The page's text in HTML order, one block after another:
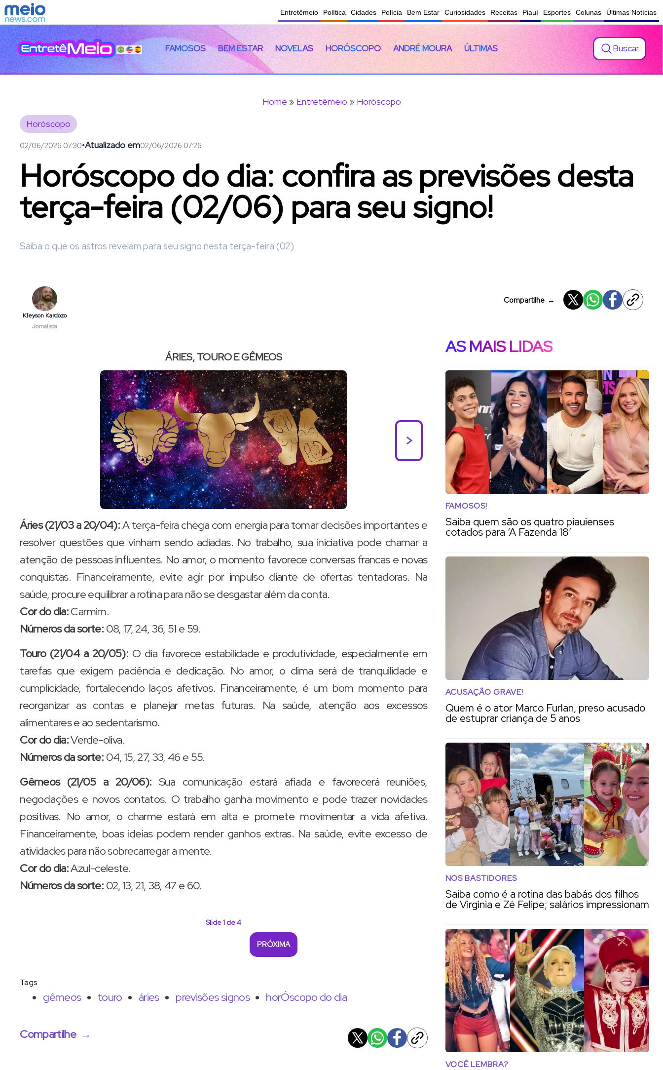
Entretêmeio Política Cidades Polícia Bem Estar Curiosidades Receitas Piauí Esportes Colunas Últimas Notícias
FAMOSOS BEM ESTAR NOVELAS HORÓSCOPO ANDRÉ MOURA ÚLTIMAS Buscar
Home » Entretêmeio » Horóscopo
Horóscopo
02/06/2026 07:30•Atualizado em02/06/2026 07:26
Horóscopo do dia: confira as previsões desta
terça-feira (02/06) para seu signo!
Saiba o que os astros revelam para seu signo nesta terça-feira (02)
Kleyson Kardozo
Jornalista
Compartilhe →
ÁRIES, TOURO E GÊMEOS
>
Áries (21/03 a 20/04):A terça-feira chega com energia para tomar decisões importantes e
resolver questões que vinham sendo adiadas. No trabalho, sua iniciativa pode chamar a
atenção de pessoas influentes. No amor, o momento favorece conversas francas e novas
conquistas. Financeiramente, evite agir por impulso diante de ofertas tentadoras. Na
saúde, procure equilibrar a rotina para não se desgastar além da conta.
Cor do dia:Carmim.
Números da sorte: 08, 17, 24, 36, 51 e 59.
Touro (21/04 a 20/05): O dia favorece estabilidade e produtividade, especialmente em
tarefas que exigem paciência e dedicação. No amor, o clima será de tranquilidade e
cumplicidade, fortalecendo laços afetivos. Financeiramente, é um bom momento para
reorganizar as contas e planejar metas futuras. Na saúde, atenção aos excessos
alimentares e ao sedentarismo.
Cor do dia:Verde-oliva.
Números da sorte: 04, 15, 27, 33, 46 e 55.
Gêmeos (21/05 a 20/06): Sua comunicação estará afiada e favorecerá reuniões,
negociações e novos contatos. O trabalho ganha movimento e pode trazer novidades
positivas. No amor, o charme estará em alta e promete movimentar a vida afetiva.
Financeiramente, boas ideias podem render ganhos extras. Na saúde, evite excesso de
atividades para não sobrecarregar a mente.
Cor do dia:Azul-celeste.
Números da sorte: 02, 13, 21, 38, 47 e 60.
Slide 1 de 4
PRÓXIMA
Tags
gêmeos touro áries previsões signos horÓscopo do dia
Compartilhe →
AS MAIS LIDAS
FAMOSOS!
Saiba quem são os quatro piauienses
cotados para ‘A Fazenda 18’
ACUSAÇÃO GRAVE!
Quem é o ator Marco Furlan, preso acusado
de estuprar criança de 5 anos
NOS BASTIDORES
Saiba como é a rotina das babás dos filhos
de Virginia e Zé Felipe; salários impressionam
VOCÊ LEMBRA?